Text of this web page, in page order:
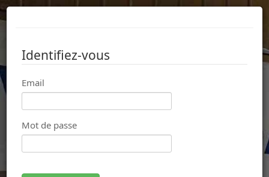
Identifiez-vous
Email
Mot de passe